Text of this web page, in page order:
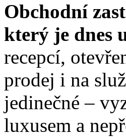
Obchodní
který je dnes
recepcí,
prodej i na
jedinečné –
luxusem a